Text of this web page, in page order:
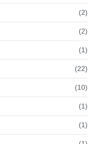
(2)
(2)
(1)
(22)
(10)
(1)
(1)